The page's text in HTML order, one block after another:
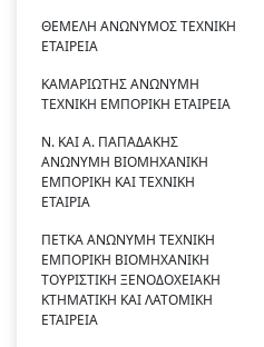
ΘΕΜΕΛΗ ΑΝΩΝΥΜΟΣ ΤΕΧΝΙΚΗ
ΕΤΑΙΡΕΙΑ
ΚΑΜΑΡΙΩΤΗΣ ΑΝΩΝΥΜΗ
ΤΕΧΝΙΚΗ ΕΜΠΟΡΙΚΗ ΕΤΑΙΡΕΙΑ
Ν. ΚΑΙ Α. ΠΑΠΑΔΑΚΗΣ
ΑΝΩΝΥΜΗ ΒΙΟΜΗΧΑΝΙΚΗ
ΕΜΠΟΡΙΚΗ ΚΑΙ ΤΕΧΝΙΚΗ
ΕΤΑΙΡΙΑ
ΠΕΤΚΑ ΑΝΩΝΥΜΗ ΤΕΧΝΙΚΗ
ΕΜΠΟΡΙΚΗ ΒΙΟΜΗΧΑΝΙΚΗ
ΤΟΥΡΙΣΤΙΚΗ ΞΕΝΟΔΟΧΕΙΑΚΗ
ΚΤΗΜΑΤΙΚΗ ΚΑΙ ΛΑΤΟΜΙΚΗ
ΕΤΑΙΡΕΙΑ